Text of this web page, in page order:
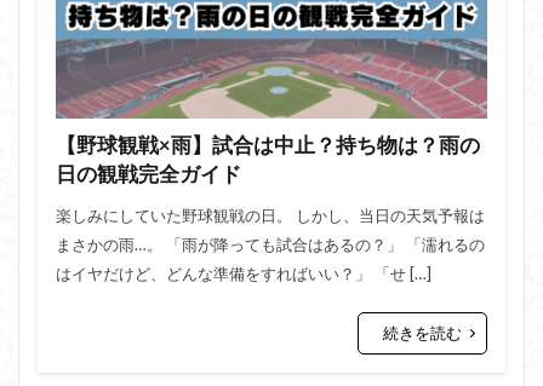
【野球観戦×雨】試合は中止？持ち物は？雨の
日の観戦完全ガイド
楽しみにしていた野球観戦の日。 しかし、当日の天気予報は
まさかの雨…。 「雨が降っても試合はあるの？」 「濡れるの
はイヤだけど、どんな準備をすればいい？」 「せ […]
続きを読む